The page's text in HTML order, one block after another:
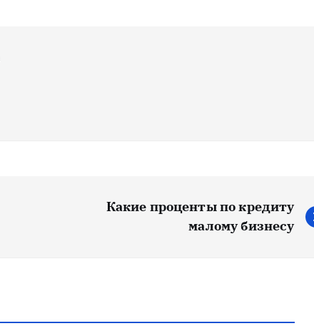
Какие проценты по кредиту
малому бизнесу